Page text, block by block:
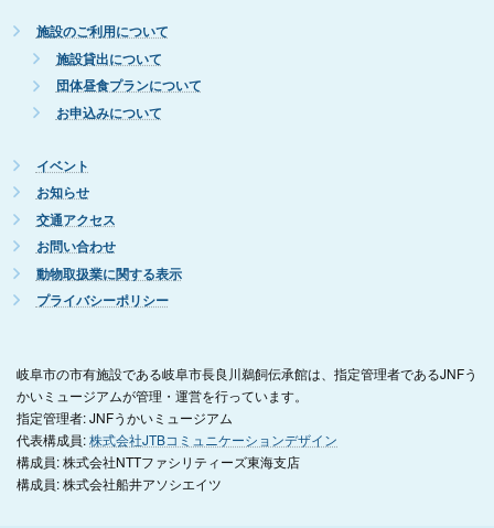
施設のご利用について
施設貸出について
団体昼食プランについて
お申込みについて
イベント
お知らせ
交通アクセス
お問い合わせ
動物取扱業に関する表示
プライバシーポリシー
岐阜市の市有施設である岐阜市長良川鵜飼伝承館は、指定管理者であるJNFう
かいミュージアムが管理・運営を行っています。
指定管理者: JNFうかいミュージアム
代表構成員:株式会社JTBコミュニケーションデザイン
構成員: 株式会社NTTファシリティーズ東海支店
構成員: 株式会社船井アソシエイツ